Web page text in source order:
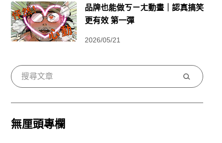
搜
無厘頭專欄
品牌也能做ㄎㄧㄤ動畫｜認真搞笑
更有效 第一彈
2026/05/21